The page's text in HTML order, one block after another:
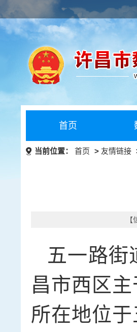
首页
当前位置： 首页 > 友情链接
五一路街
昌市西区
所在地位